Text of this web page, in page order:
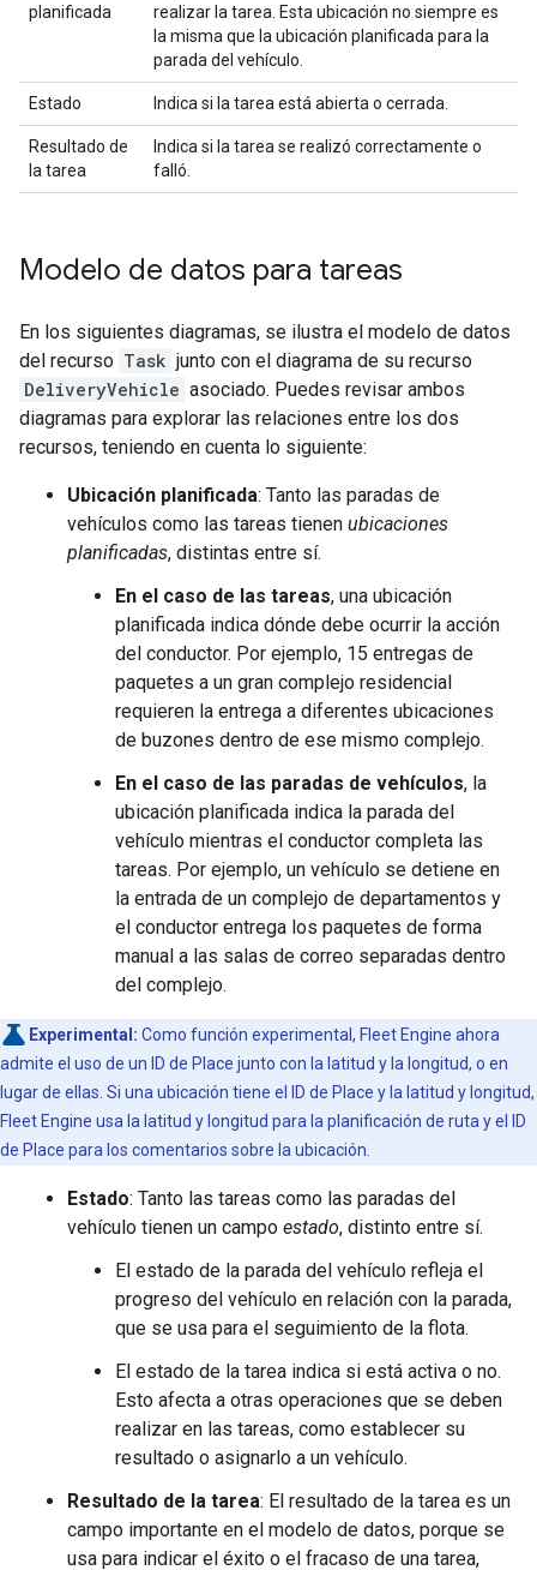
planificada
realizar la tarea. Esta ubicación no siempre es
la misma que la ubicación planificada para la
parada del vehículo.
Estado Indica si la tarea está abierta o cerrada.
Resultado de
la tarea
Indica si la tarea se realizó correctamente o
falló.
Modelo de datos para tareas
En los siguientes diagramas, se ilustra el modelo de datos
del recurso Task junto con el diagrama de su recurso
DeliveryVehicle asociado. Puedes revisar ambos
diagramas para explorar las relaciones entre los dos
recursos, teniendo en cuenta lo siguiente:
Ubicación planificada: Tanto las paradas de
vehículos como las tareas tienen ubicaciones
planificadas, distintas entre sí.
En el caso de las tareas, una ubicación
planificada indica dónde debe ocurrir la acción
del conductor. Por ejemplo, 15 entregas de
paquetes a un gran complejo residencial
requieren la entrega a diferentes ubicaciones
de buzones dentro de ese mismo complejo.
En el caso de las paradas de vehículos, la
ubicación planificada indica la parada del
vehículo mientras el conductor completa las
tareas. Por ejemplo, un vehículo se detiene en
la entrada de un complejo de departamentos y
el conductor entrega los paquetes de forma
manual a las salas de correo separadas dentro
del complejo.
Experimental: Como función experimental, Fleet Engine ahora
admite el uso de un ID de Place junto con la latitud y la longitud, o en
lugar de ellas. Si una ubicación tiene el ID de Place y la latitud y longitud,
Fleet Engine usa la latitud y longitud para la planificación de ruta y el ID
de Place para los comentarios sobre la ubicación.
Estado: Tanto las tareas como las paradas del
vehículo tienen un campo estado, distinto entre sí.
El estado de la parada del vehículo refleja el
progreso del vehículo en relación con la parada,
que se usa para el seguimiento de la flota.
El estado de la tarea indica si está activa o no.
Esto afecta a otras operaciones que se deben
realizar en las tareas, como establecer su
resultado o asignarlo a un vehículo.
Resultado de la tarea: El resultado de la tarea es un
campo importante en el modelo de datos, porque se
usa para indicar el éxito o el fracaso de una tarea,